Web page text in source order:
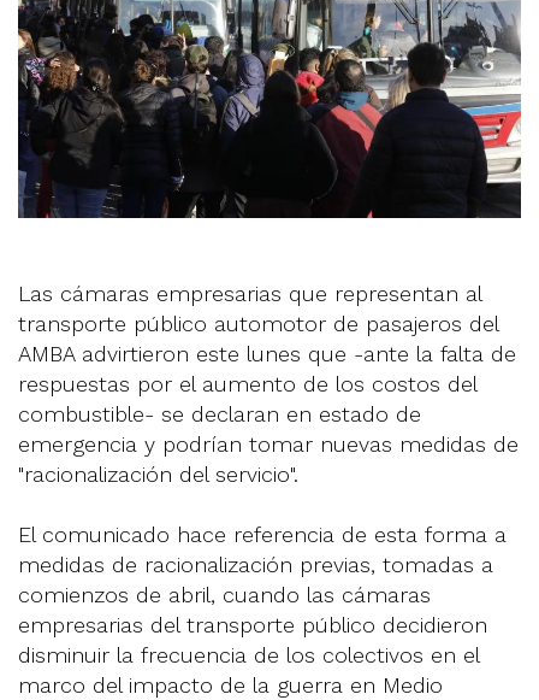
Las cámaras empresarias que representan al
transporte público automotor de pasajeros del
AMBA advirtieron este lunes que -ante la falta de
respuestas por el aumento de los costos del
combustible- se declaran en estado de
emergencia y podrían tomar nuevas medidas de
"racionalización del servicio".
El comunicado hace referencia de esta forma a
medidas de racionalización previas, tomadas a
comienzos de abril, cuando las cámaras
empresarias del transporte público decidieron
disminuir la frecuencia de los colectivos en el
marco del impacto de la guerra en Medio